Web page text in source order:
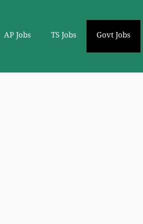
AP Jobs TS Jobs Govt Jobs